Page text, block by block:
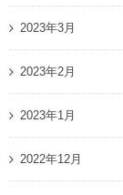
2023年3月
2023年2月
2023年1月
2022年12月